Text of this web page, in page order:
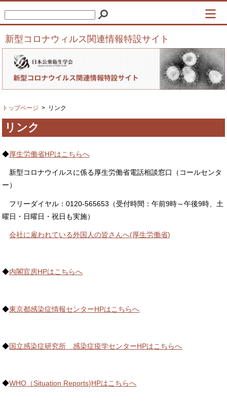
新型コロナウィルス関連情報特設サイト
トップページ リンク
リンク
◆厚生労働省HPはこちらへ
新型コロナウイルスに係る厚生労働省電話相談窓口（コールセンタ
ー）
フリーダイヤル：0120-565653（受付時間：午前9時～午後9時、土
曜日・日曜日・祝日も実施）
会社に雇われている外国人の皆さんへ(厚生労働省)
◆内閣官房HPはこちらへ
◆東京都感染症情報センターHPはこちらへ
◆国立感染症研究所 感染症疫学センターHPはこちらへ
◆WHO（Situation Reports)HPはこちらへ